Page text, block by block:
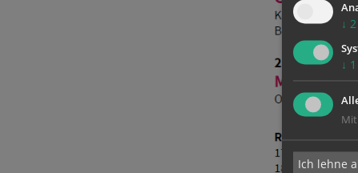
↓ 2
↓ 1
Ich lehne